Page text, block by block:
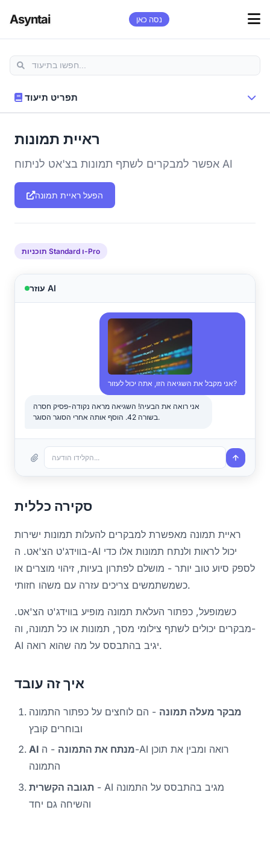
Asyntai נסה כאן
תפריט תיעוד
ראיית תמונות
אפשר למבקרים לשתף תמונות בצ'אט לניתוח AI
הפעל ראיית תמונה
תוכניות Standard ו-Pro
סקירה כללית
ראיית תמונה מאפשרת למבקרים להעלות תמונות ישירות
בווידג'ט הצ'אט. ה-AI יכול לראות ולנתח תמונות אלו כדי
לספק סיוע טוב יותר - מושלם לפתרון בעיות, זיהוי מוצרים או
כשמשתמשים צריכים עזרה עם משהו חזותי.
כשמופעל, כפתור העלאת תמונה מופיע בווידג'ט הצ'אט.
מבקרים יכולים לשתף צילומי מסך, תמונות או כל תמונה, וה-
AI יגיב בהתבסס על מה שהוא רואה.
איך זה עובד
מבקר מעלה תמונה - הם לוחצים על כפתור התמונה
ובוחרים קובץ
AI מנתח את התמונה - ה-AI רואה ומבין את תוכן
התמונה
תגובה הקשרית - AI מגיב בהתבסס על התמונה
והשיחה גם יחד
עוזר AI
אני מקבל את השגיאה הזו, אתה יכול לעזור?
אני רואה את הבעיה! השגיאה מראה נקודה-פסיק חסרה
בשורה 42. הוסף אותה אחרי הסוגר הסוגר.
הקלידו הודעה...